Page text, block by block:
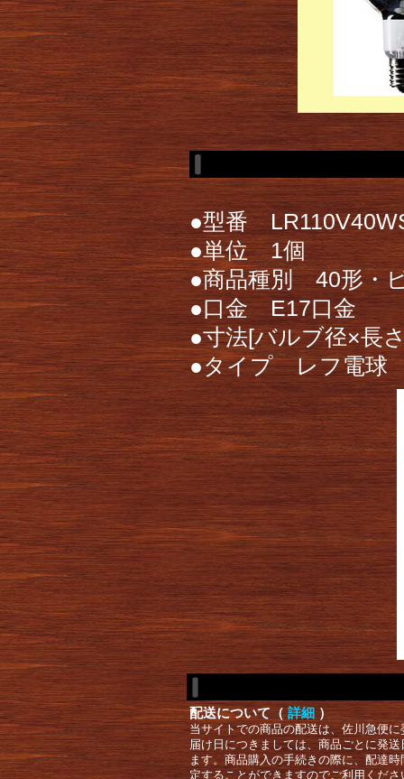
●型番
●単位 1個
●商品種別 40形・
●口金 E17口金
●寸法[バルブ径×長
●タイプ レフ電球
配送について（ 詳細 ）
当サイトでの商品の配送は、佐川急便
届け日につきましては、商品ごとに発
ます。商品購入の手続きの際に、配達
定することができますのでご利用くださ